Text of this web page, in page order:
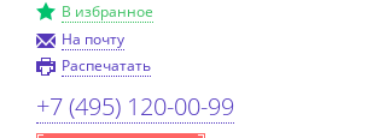
В избранное
На почту
Распечатать
+7 (495) 120-00-99